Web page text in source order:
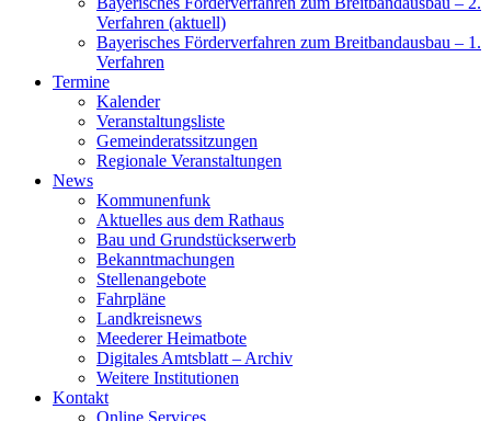
Verfahren (aktuell)
Bayerisches Förderverfahren zum Breitbandausbau – 1.
Verfahren
Termine
Kalender
Veranstaltungsliste
Gemeinderatssitzungen
Regionale Veranstaltungen
News
Kommunenfunk
Aktuelles aus dem Rathaus
Bau und Grundstückserwerb
Bekanntmachungen
Stellenangebote
Fahrpläne
Landkreisnews
Meederer Heimatbote
Digitales Amtsblatt – Archiv
Weitere Institutionen
Kontakt
Online Services